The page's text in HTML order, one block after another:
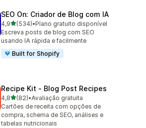
SEO On: Criador de Blog com IA
4,9de 5 estrelas
(534)
534 avaliações ao todo
•Plano gratuito disponível
Escreva posts de blog com SEO
usando IA rápida e facilmente
Built for Shopify
Recipe Kit ‑ Blog Post Recipes
4,8de 5 estrelas
(82)
82 avaliações ao todo
•Avaliação gratuita
Cartões de receita com opções de
compra, schema de SEO, análises e
tabelas nutricionais